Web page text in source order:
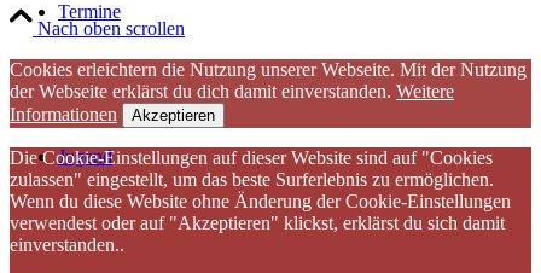
Termine
Jugend
Nach oben scrollen
Cookies erleichtern die Nutzung unserer Webseite. Mit der Nutzung
der Webseite erklärst du dich damit einverstanden. Weitere
Informationen
Akzeptieren
Die Cookie-Einstellungen auf dieser Website sind auf "Cookies
zulassen" eingestellt, um das beste Surferlebnis zu ermöglichen.
Wenn du diese Website ohne Änderung der Cookie-Einstellungen
verwendest oder auf "Akzeptieren" klickst, erklärst du sich damit
einverstanden..